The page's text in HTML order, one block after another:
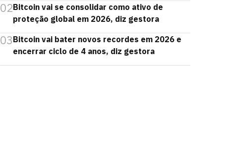
02Bitcoin vai se consolidar como ativo de
proteção global em 2026, diz gestora
03Bitcoin vai bater novos recordes em 2026 e
encerrar ciclo de 4 anos, diz gestora